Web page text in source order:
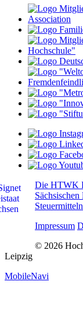
Die HTWK
Impressum
© 2026
Leipzig
MobileNavi